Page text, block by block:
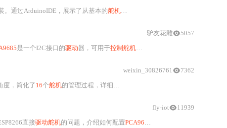
。通过ArduinoIDE，展示了从基本的舵机转动到复杂序列的实现，涵盖了从单个
是一个I2C接口的驱动器，可用于控制舵机和LED等。文中详细列出了
驴友花雕 5057
度，简化了 16个舵机的管理过程，详细讲解了使用I2C通信接口的12位精度
weixin_30826761 7362
直接驱动舵机的问题，介绍如何配置PCA9685与
fly-iot 11939